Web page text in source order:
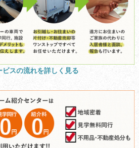
ビスの流れを詳しく見る